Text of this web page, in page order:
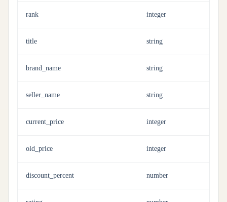
rank integer
title string
brand_name string
seller_name string
current_price integer
old_price integer
discount_percent number